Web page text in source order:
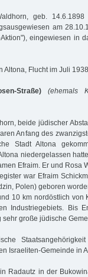
geb. 14.6.1898
am
eingewiesen in
Altona, Flucht im Juli
Straße)
(ehemals
beide jüdischer
Anfang des
Stadt Altona
niedergelassen
Efraim. Er und Rosa
war Efraim
Polen) geboren
10 km nordöstlich von
Industriegebiets. Bis
große jüdische
Israeliten-Gemeinde in
Radautz in der